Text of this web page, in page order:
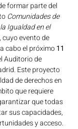
formar parte del
Comunidades de
Igualdad en el
cuyo evento de
cabo el próximo 11
Auditorio de
Este proyecto
de derechos en
que requiere
que todas
sus capacidades,
y acceso.